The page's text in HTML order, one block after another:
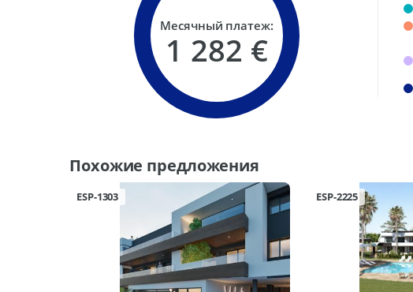
Месячный платеж:
1 282 €
Похожие предложения
ESP-1303 ESP-2225